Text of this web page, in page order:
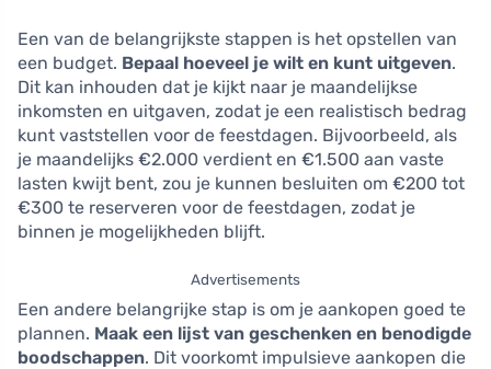
Een van de belangrijkste stappen is het opstellen van
een budget. Bepaal hoeveel je wilt en kunt uitgeven.
Dit kan inhouden dat je kijkt naar je maandelijkse
inkomsten en uitgaven, zodat je een realistisch bedrag
kunt vaststellen voor de feestdagen. Bijvoorbeeld, als
je maandelijks €2.000 verdient en €1.500 aan vaste
lasten kwijt bent, zou je kunnen besluiten om €200 tot
€300 te reserveren voor de feestdagen, zodat je
binnen je mogelijkheden blijft.
Advertisements
Een andere belangrijke stap is om je aankopen goed te
plannen. Maak een lijst van geschenken en benodigde
boodschappen. Dit voorkomt impulsieve aankopen die